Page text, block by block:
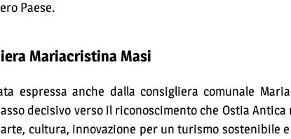
Paese.
Mariacristina Masi
espressa anche dalla consigliera comunale
decisivo verso il riconoscimento che Ostia
cultura, innovazione per un turismo sostenibile e